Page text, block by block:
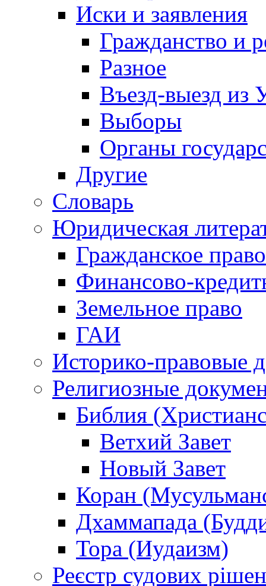
Иски и заявления
Гражданство и
Разное
Въезд-выезд из
Выборы
Органы
Другие
Словарь
Юридическая
Гражданское право
Финансово-
Земельное право
ГАИ
Историко-правовые
Религиозные
Библия
Ветхий Завет
Новый Завет
Коран
Дхаммапада
Тора (Иудаизм)
Реєстр судових